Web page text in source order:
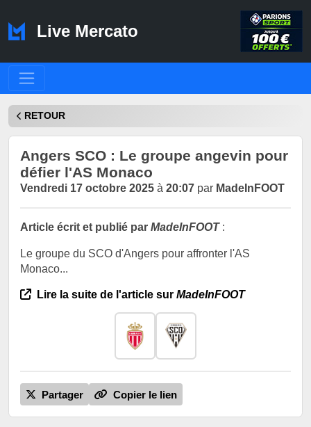
Live Mercato
RETOUR
Angers SCO : Le groupe angevin pour
défier l'AS Monaco
Vendredi 17 octobre 2025 à 20:07 par MadeInFOOT
Article écrit et publié par MadeInFOOT:
Le groupe du SCO d'Angers pour affronter l'AS
Monaco...
Lire la suite de l'article sur MadeInFOOT
Partager Copier le lien